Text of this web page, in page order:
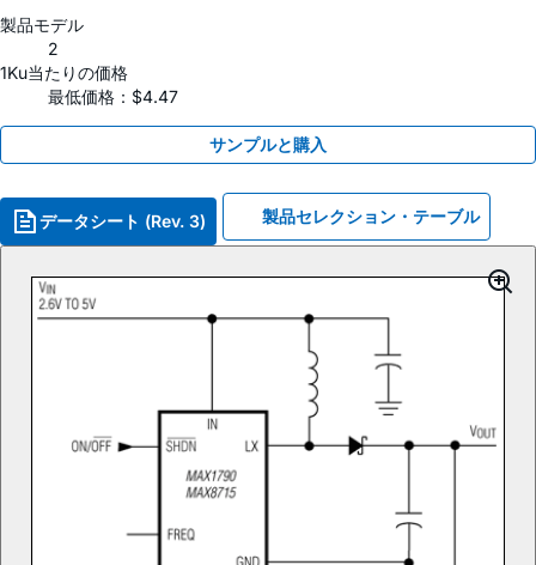
製品モデル
2
1Ku当たりの価格
最低価格：$4.47
サンプルと購入
データシート (Rev. 3) 製品セレクション・テーブル